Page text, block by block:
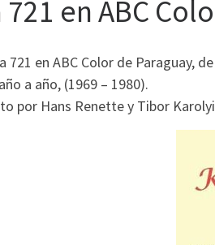
en ABC
721 en ABC Color de Paraguay,
a año, (1969 – 1980).
por Hans Renette y Tibor